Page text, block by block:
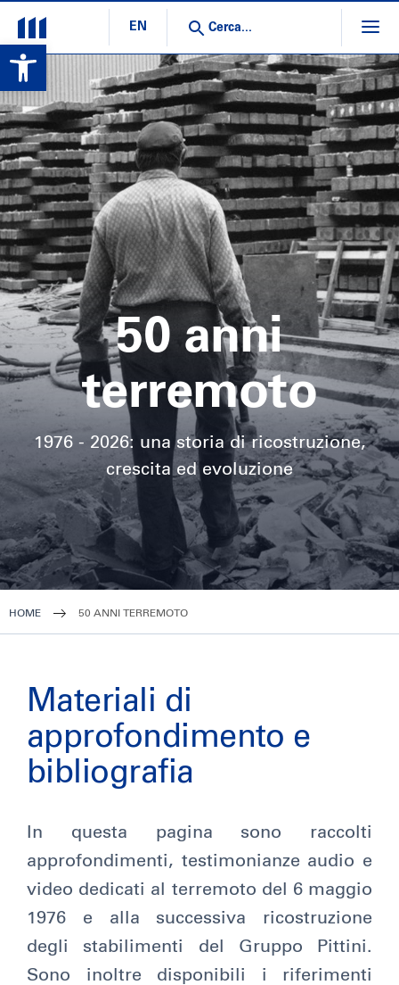
Open toolbar
EN
50 anni
terremoto
1976 - 2026: una storia di ricostruzione,
crescita ed evoluzione
HOME 50 ANNI TERREMOTO
Materiali di
approfondimento e
bibliografia
In questa pagina sono raccolti
approfondimenti, testimonianze audio e
video dedicati al terremoto del 6 maggio
1976 e alla successiva ricostruzione
degli stabilimenti del Gruppo Pittini.
Sono inoltre disponibili i riferimenti